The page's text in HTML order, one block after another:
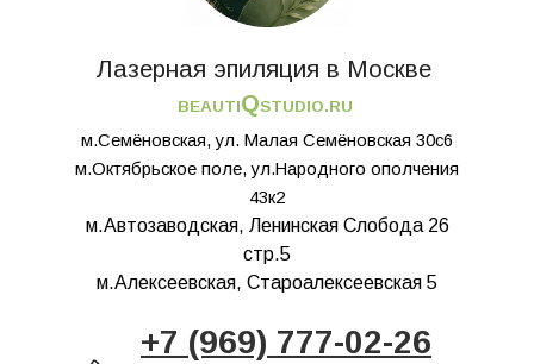
Лазерная эпиляция в Москве
BEAUTIQSTUDIO.RU
м.Семёновская, ул. Малая Семёновская 30с6
м.Октябрьское поле, ул.Народного ополчения
43к2
м.Автозаводская, Ленинская Слобода 26
стр.5
м.Алексеевская, Староалексеевская 5
+7 (969) 777-02-26